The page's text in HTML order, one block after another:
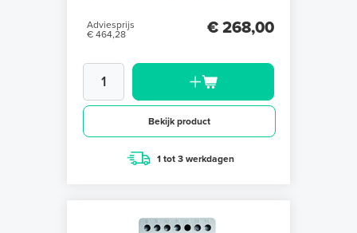
Adviesprijs
€ 464,28
€ 268,00
Bekijk product
1 tot 3 werkdagen